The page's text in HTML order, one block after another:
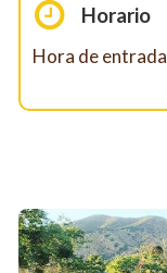
Horario
Hora de